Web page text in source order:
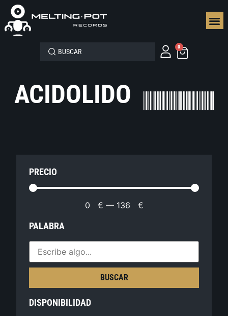
0
ACIDOLIDO
PRECIO
0 € — 136 €
PALABRA
BUSCAR
DISPONIBILIDAD